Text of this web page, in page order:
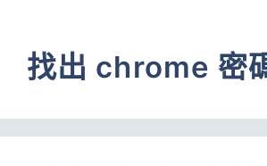
找出 chrome 密